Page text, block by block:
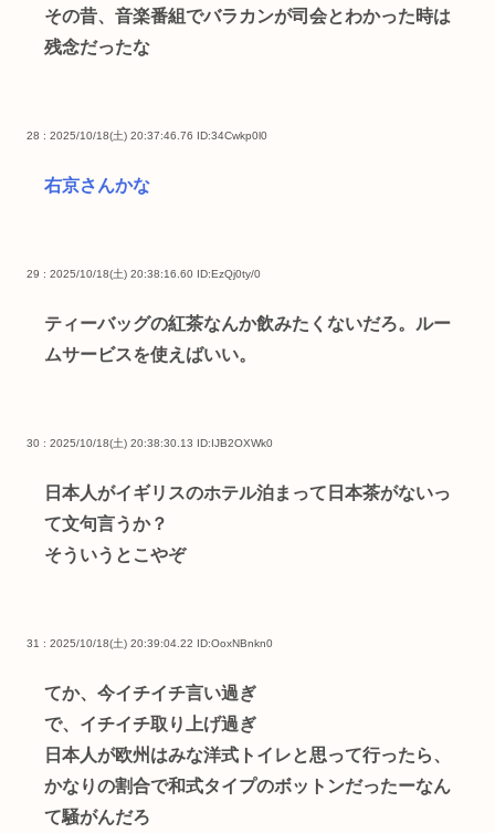
その昔、音楽番組でバラカンが司会とわかった時は
残念だったな
28 : 2025/10/18(土) 20:37:46.76 ID:34Cwkp0l0
右京さんかな
29 : 2025/10/18(土) 20:38:16.60 ID:EzQj0ty/0
ティーバッグの紅茶なんか飲みたくないだろ。ルー
ムサービスを使えばいい。
30 : 2025/10/18(土) 20:38:30.13 ID:IJB2OXWk0
日本人がイギリスのホテル泊まって日本茶がないっ
て文句言うか？
そういうとこやぞ
31 : 2025/10/18(土) 20:39:04.22 ID:OoxNBnkn0
てか、今イチイチ言い過ぎ
で、イチイチ取り上げ過ぎ
日本人が欧州はみな洋式トイレと思って行ったら、
かなりの割合で和式タイプのボットンだったーなん
て騒がんだろ